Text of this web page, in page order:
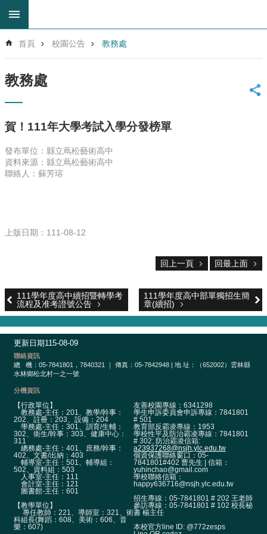
跳到主要內容區塊
階
搜
首
網
站
導
覽
育
登
入
平
台
校
園
公
告
單
識
行
首頁 校園公告 教務處
教務處
賀！111年大學考試入學分發榜單
發布單位：縣立蔦松藝術高中
資料來源：縣立蔦松藝術高中
聯絡人：蘇芳瑢
上版日期：111-08-12
回上一頁 回最上面
111學年度高中續招暨轉學考
流程及准考證號公告
111學年度高中部單獨招生簡
章(續招)
更新日期115-08-09
聯絡資訊
總
機：05-7841801，7840321 ｜ 傳真：05-7842948 | 地 址：（652002）雲林縣
水林鄉松北村一之一號
分機資訊
【行政單位】
教務處-主任：201、教學/幹事：
202、註冊：203、設備：204
學務處-主任：301、訓育/生輔：
302、衛生/幹事：303、健康中心：
311
總務處-主任：401、庶務/幹事：
402、文書/出納：403
輔導室-主任：501、輔導組：
502、資料組：503
人事室-主任：111
會計室-主任：121
圖書館-主任：601
【教學單位】
專任教師：221、導師室：321、術
科組長(舞蹈：608、美術：606、音
樂：607)
友善校園專線：6341298
學生申訴委員會申訴專線：7841801
# 501
教育部反霸凌專線：1953
學校性平及防治霸凌專線：7841801
# 302; 防治霸凌信箱:
a23937268@nsjh.ylc.edu.tw
個資保護聯絡窗口：05-
7841801#402 曹先生 | 信箱：
yuhinchao@gmail.com
學校聯絡信箱：
happy636716@nsjh.ylc.edu.tw
招生專線：05-7841801 # 202 王老師
參訪專線：05-7841801 # 102 校長秘
書 楊主任
本校官方line ID: @772zesps